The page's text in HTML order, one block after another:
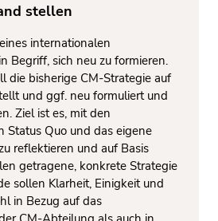
stellen
internationalen
Begriff, sich neu zu formieren.
die bisherige CM-Strategie auf
und ggf. neu formuliert und
Ziel ist es, mit den
Status Quo und das eigene
reflektieren und auf Basis
getragene, konkrete Strategie
sollen Klarheit, Einigkeit und
in Bezug auf das